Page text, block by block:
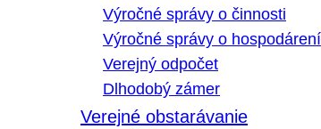
Výročné správy o činnosti
Výročné správy o hospodárení
Verejný odpočet
Dlhodobý zámer
Verejné obstarávanie